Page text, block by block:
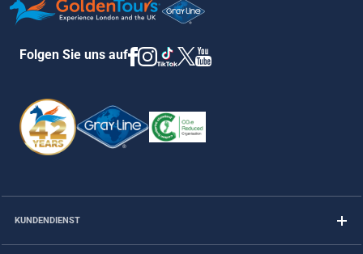
Folgen Sie uns auf
KUNDENDIENST